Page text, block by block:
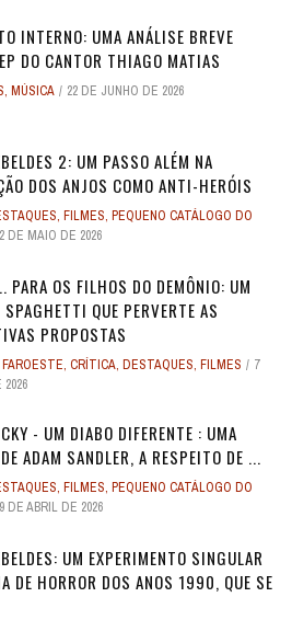
INTERNO: UMA ANÁLISE BREVE
DO CANTOR THIAGO MATIAS
, MÚSICA 22 DE JUNHO DE 2026
2: UM PASSO ALÉM NA
DOS ANJOS COMO ANTI-HERÓIS
, FILMES, PEQUENO CATÁLOGO DO
DE MAIO DE 2026
PARA OS FILHOS DO DEMÔNIO: UM
SPAGHETTI QUE PERVERTE AS
PROPOSTAS
, CRÍTICA, DESTAQUES, FILMES
7
- UM DIABO DIFERENTE : UMA
ADAM SANDLER, A RESPEITO DE ...
, FILMES, PEQUENO CATÁLOGO DO
DE ABRIL DE 2026
UM EXPERIMENTO SINGULAR
DE HORROR DOS ANOS 1990, QUE SE